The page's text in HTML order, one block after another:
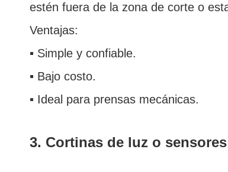
estén fuera de la zona de corte o
Ventajas:
▪ Simple y confiable.
▪ Bajo costo.
▪ Ideal para prensas mecánicas.
3. Cortinas de luz o